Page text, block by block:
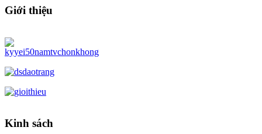
Giới thiệu
Kinh sách